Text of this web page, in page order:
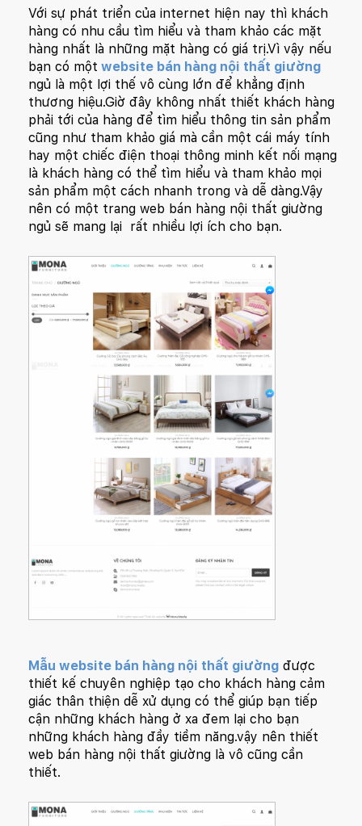
Với sự phát triển của internet hiện nay thì khách
hàng có nhu cầu tìm hiểu và tham khảo các mặt
hàng nhất là những mặt hàng có giá trị.Vì vậy nếu
bạn có một website bán hàng nội thất giường
ngủ là một lợi thế vô cùng lớn để khẳng định
thương hiệu.Giờ đây không nhất thiết khách hàng
phải tới của hàng để tìm hiểu thông tin sản phẩm
cũng như tham khảo giá mà cần một cái máy tính
hay một chiếc điện thoại thông minh kết nối mạng
là khách hàng có thể tìm hiểu và tham khảo mọi
sản phẩm một cách nhanh trong và dễ dàng.Vậy
nên có một trang web bán hàng nội thất giường
ngủ sẽ mang lại rất nhiều lợi ích cho bạn.
Mẫu website bán hàng nội thất giường được
thiết kế chuyên nghiệp tạo cho khách hàng cảm
giác thân thiện dễ xử dụng có thể giúp bạn tiếp
cận những khách hàng ở xa đem lại cho bạn
những khách hàng đầy tiềm năng.vậy nên thiết
web bán hàng nội thất giường là vô cũng cần
thiết.